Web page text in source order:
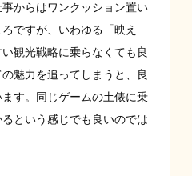
からはワンクッション置い
ですが、いわゆる「映え
観光戦略に乗らなくても良
魅力を追ってしまうと、良
す。同じゲームの土俵に乗
という感じでも良いのでは